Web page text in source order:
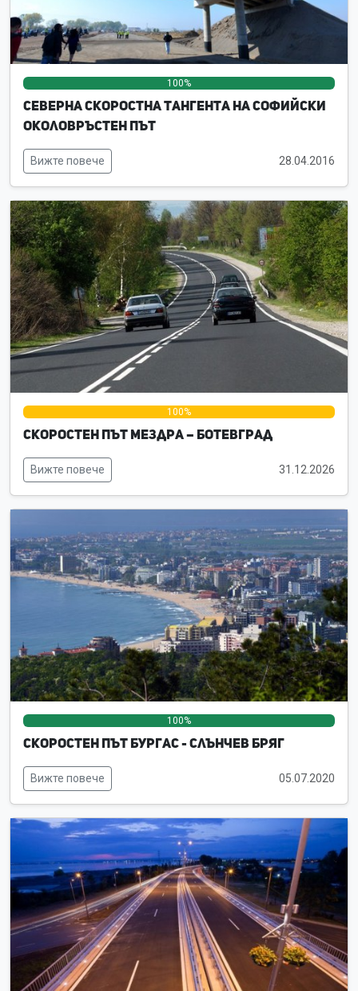
100%
Северна скоростна тангента на Софийски
околовръстен път
Вижте повече 28.04.2016
0% 100%
Скоростен път Мездра – Ботевград
Вижте повече 31.12.2026
100%
Скоростен път Бургас - Слънчев бряг
Вижте повече 05.07.2020